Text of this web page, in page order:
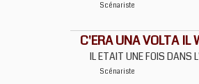
Scénariste
C'ERA UNA VOLTA IL
IL ETAIT UNE FOIS DANS
Scénariste